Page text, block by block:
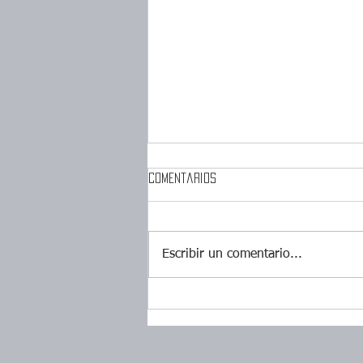
Comentarios
Escribir un comentario...